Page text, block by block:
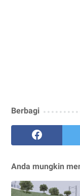
Berbagi
Anda mungkin